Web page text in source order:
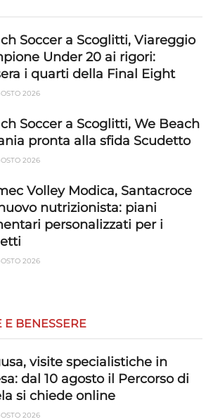
Sempre attivo
dati provenienti da altre
diversi dispositivi,
in base alle informazioni
geolocalizzazione precisi,
in base a informazioni
prevenire e
errori, Erogare
e contenuto,
le scelte sulla
Soccer a Scoglitti, Viareggio
Under 20 ai rigori:
i quarti della Final Eight
2026
Soccer a Scoglitti, We Beach
pronta alla sfida Scudetto
2026
Volley Modica, Santacroce
nutrizionista: piani
personalizzati per i
2026
E BENESSERE
visite specialistiche in
dal 10 agosto il Percorso di
si chiede online
2026